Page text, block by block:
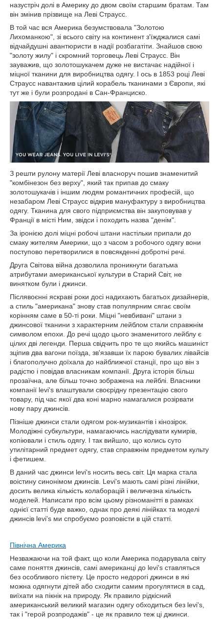
назустріч долі в Америку до двом своїм старшим братам. Там
він змінив прізвище на Леві Страусс.
В той час вся Америка безумствовала "Золотою
Лихоманкою", зі всього світу на континент з'їжджалися самі
відчайдушні авантюристи в надії розбагатіти. Знайшов свою
"золоту жилу" і скромний торговець Леві Страусс. Він
зауважив, що золотошукачем дуже не вистачає надійної і
міцної тканини для виробництва одягу. І ось в 1853 році Леві
Страусс навантажив цілий корабель тканинами з Європи, які
тут же і були розпродані в Сан-Франциско.
З решти рулону матерії Леві власноруч пошив знаменитий
"комбінезон без верху", який так припав до смаку
золотошукачів і іншим людям романтичних професій, що
незабаром Леві Страусс відкрив мануфактуру з виробництва
одягу. Тканина для свого підприємства він закуповував у
Франції в місті Ним, звідси і походить назва "денім".
За іронією долі міцні робочі штани настільки припали до
смаку жителям Америки, що з часом з робочого одягу вони
поступово перетворилися в повсякденні добротні речі.
Друга Світова війна дозволила проникнути багатьма
атрибутами американської культури в Старий Світ, не
винятком були і джинси.
Післявоєнні яскраві роки досі надихають багатьох дизайнерів,
а стиль "американа" знову став популярним сягає своїм
корінням саме в 50-ті роки. Міцні "невбивані" штани з
джинсової тканини з характерним лейблом стали справжнім
символом епохи. До речі щодо цього знаменитого лейблу є
цілих дві легенди. Перша свідчить про те що якийсь машиніст
зціпив два вагони поїзда, зв'язавши їх парою бувалих лівайсів
і благополучно доїхала до найближчої станції, про що він з
радістю і повідав власникам компанії. Друга історія більш
прозаїчна, але більш точно зображена на лейблі. Власники
компанії levi's влаштували своєрідну презентацію свого
товару, під час якої два коні марно намагалися розірвати
нову пару джинсів.
Пізніше джинси стали одягом рок-музикантів і кінозірок.
Молодіжні субкультури, намагаючись наслідувати кумирів,
копіювали і стиль одягу. І так вийшло, що колись суто
утилітарний предмет одягу, став справжнім предметом культу
і фетишем.
В даний час джинси levi's носить весь світ. Ця марка стала
воістину синонімом джинсів. Levi's мають самі різні лінійки,
досить велика кількість колаборацій і величезна кількість
моделей. Написати про всім цьому різноманітті в рамках
однієї статті буде важко, однак про деякі лінійках та моделі
джинсів levi's ми спробуємо розповісти в цій статті.
Північна Америка
Незважаючи на той факт, що коли Америка подарувала світу
саме поняття джинсів, самі американці до levi's ставляться
без особливого пієтету. Це просто недорогі джинси в які
можна одягнути дітей або сходити самим прогулятися в сад,
виїхати на пікнік на природу. Як правило рідкісний
американський великий магазин одягу обходиться без levi's,
так і "герой розпродажів" - це як правило теж ці джинси.